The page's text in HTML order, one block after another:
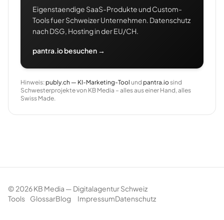
Eigenstaendige SaaS-Produkte und Custom-
Tools fuer Schweizer Unternehmen. Datenschutz
nach DSG, Hosting in der EU/CH.
pantra.io besuchen →
Hinweis: publy.ch — KI-Marketing-Tool und pantra.iosind
Schwesterprojekte von KB Media – alles aus einer Hand, alles
Swiss Made.
© 2026KB Media — Digitalagentur Schweiz
Tools
GlossarBlog ImpressumDatenschutz